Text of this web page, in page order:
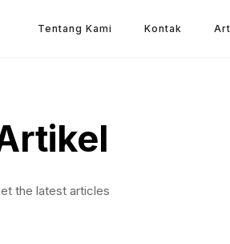
Tentang Kami Kontak
the latest articles